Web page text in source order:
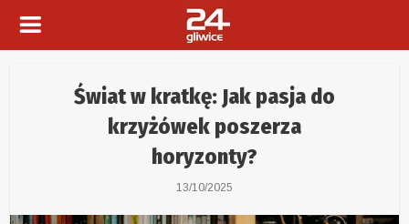
Świat w kratkę: Jak pasja do
krzyżówek poszerza
horyzonty?
13/10/2025